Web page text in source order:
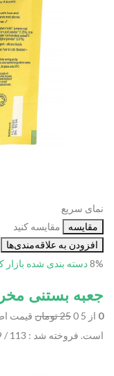
نمای سریع
مقایسه
مقایسه کنید
افزودن به علاقه‌مندی‌ها
8%دسته بندی شده
جعبه بستنی
0 از 5 0 25 تومان قیمت اصلی 25
است. فروخته شد : 113 / 139